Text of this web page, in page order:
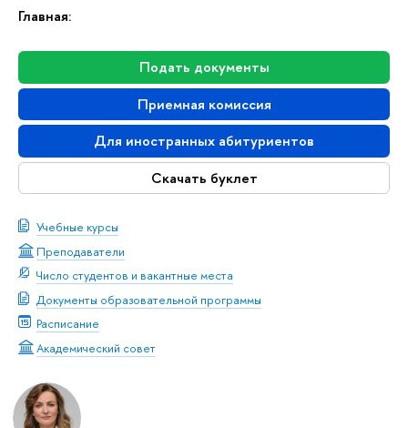
Главная:
Подать документы
Приемная комиссия
Для иностранных абитуриентов
Скачать буклет
Учебные курсы
Преподаватели
Число студентов и вакантные места
Документы образовательной программы
Расписание
Академический совет